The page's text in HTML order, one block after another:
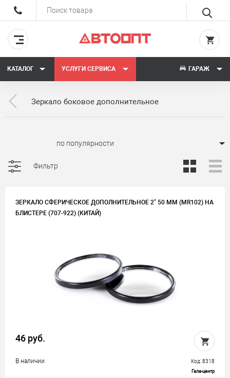
КАТАЛОГ УСЛУГИ СЕРВИСА ГАРАЖ
Зеркало боковое дополнительное
Фильтр
ЗЕРКАЛО СФЕРИЧЕСКОЕ ДОПОЛНИТЕЛЬНОЕ 2" 50 ММ (MR102) НА
БЛИСТЕРЕ (707-922) (КИТАЙ)
46 руб.
В наличии Код: 8318
Гала-центр